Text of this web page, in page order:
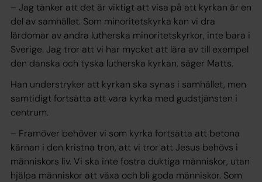
– Jag tänker att det är viktigt att visa på att kyrkan är en
del av samhället. Som minoritetskyrka kan vi dra
lärdomar av andra lutherska minoritetskyrkor, inte bara i
Sverige. Jag tror att vi har mycket att lära av till exempel
den danska och tyska lutherska kyrkan, säger Matts.
Han understryker att kyrkan ska synas i samhället, men
samtidigt fortsätta att vara kyrka med gudstjänsten i
centrum.
– Framöver behöver vi som kyrka fortsätta att betona
kärnan i den kristna tron, att vi tror att Jesus behövs i
människors liv. Vi ska inte fostra duktiga människor, utan
hjälpa människor att växa och bli goda människor. Som